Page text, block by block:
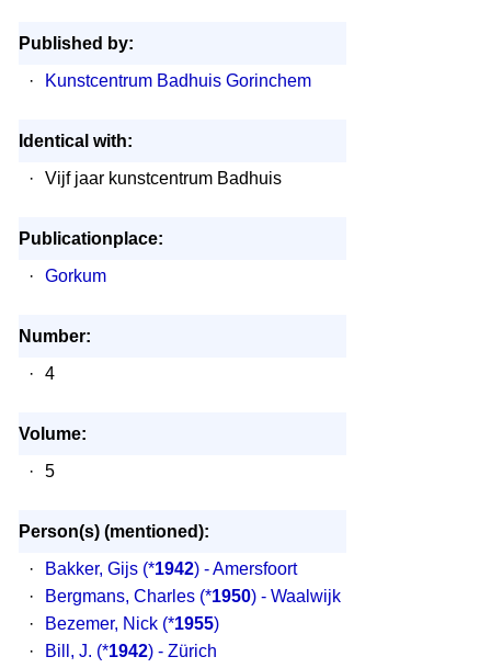
Published by:
·
Kunstcentrum Badhuis Gorinchem
Identical with:
·
Vijf jaar kunstcentrum Badhuis
Publicationplace:
·
Gorkum
Number:
·
4
Volume:
·
5
Person(s) (mentioned):
·
Bakker, Gijs (*1942) - Amersfoort
·
Bergmans, Charles (*1950) - Waalwijk
·
Bezemer, Nick (*1955)
·
Bill, J. (*1942) - Zürich